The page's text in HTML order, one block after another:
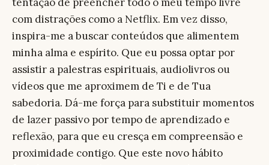
com distrações como a Netflix. Em vez disso,
inspira-me a buscar conteúdos que alimentem
minha alma e espírito. Que eu possa optar por
assistir a palestras espirituais, audiolivros ou
vídeos que me aproximem de Ti e de Tua
sabedoria. Dá-me força para substituir momentos
de lazer passivo por tempo de aprendizado e
reflexão, para que eu cresça em compreensão e
proximidade contigo. Que este novo hábito